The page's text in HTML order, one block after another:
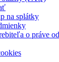
na splátky
o práve